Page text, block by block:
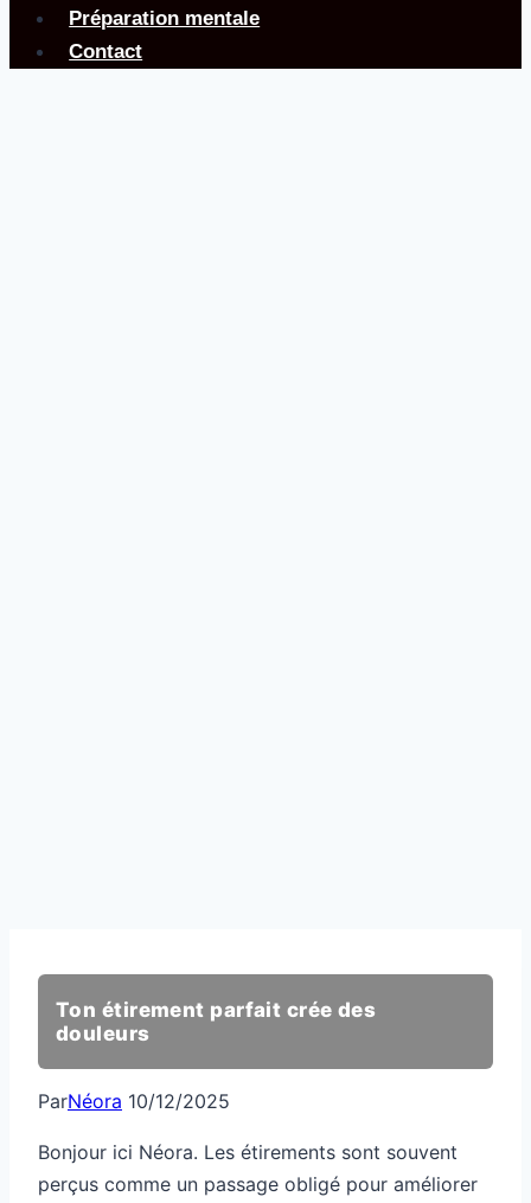
Préparation mentale
Contact
Ton étirement parfait crée des
douleurs
ParNéora 10/12/2025
Bonjour ici Néora. Les étirements sont souvent
perçus comme un passage obligé pour améliorer